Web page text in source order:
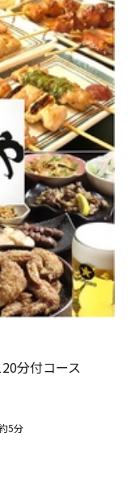
分付コース
5分